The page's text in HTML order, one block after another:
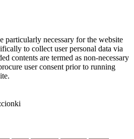
particularly necessary for the website
to collect user personal data via
contents are termed as non-necessary
user consent prior to running